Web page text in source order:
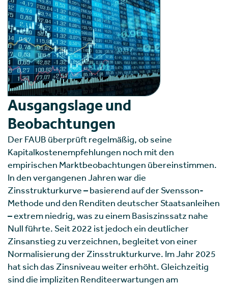
Ausgangslage und
Beobachtungen
Der FAUB überprüft regelmäßig, ob seine
Kapitalkostenempfehlungen noch mit den
empirischen Marktbeobachtungen übereinstimmen.
In den vergangenen Jahren war die
Zinsstrukturkurve – basierend auf der Svensson-
Methode und den Renditen deutscher Staatsanleihen
– extrem niedrig, was zu einem Basiszinssatz nahe
Null führte. Seit 2022 ist jedoch ein deutlicher
Zinsanstieg zu verzeichnen, begleitet von einer
Normalisierung der Zinsstrukturkurve. Im Jahr 2025
hat sich das Zinsniveau weiter erhöht. Gleichzeitig
sind die impliziten Renditeerwartungen am